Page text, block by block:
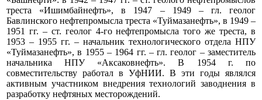
треста «Ишимбайнефть», в 1947 – 1949 – гл. геолог
Бавлинского нефтепромысла треста «Туймазанефть», в 1949 –
1951 гг. – ст. геолог 4-го нефтепромысла того же треста, в
1953 – 1955 гг. – начальник технологического отдела НПУ
«Туймазанефть», в 1955 – 1964 гг. – гл. геолог – заместитель
начальника НПУ «Аксаковнефть». В 1954 г. по
совместительству работал в УфНИИ. В эти годы являлся
активным участником внедрения технологий заводнения в
разработку нефтяных месторождений.